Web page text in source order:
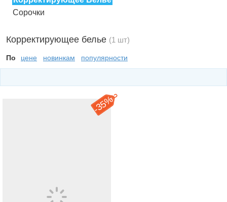
Сорочки
Корректирующее белье (1 шт)
По цене новинкам популярности
-
35%